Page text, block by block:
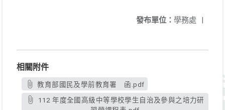
發布單位： 學務處 |
相關附件
教育部國民及學前教育署 函.pdf